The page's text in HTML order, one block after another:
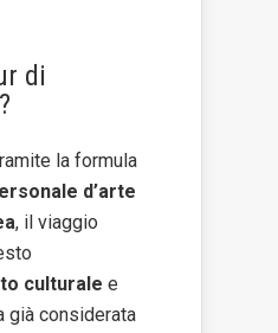
di
la formula
d’arte
, il viaggio
culturale e
già considerata